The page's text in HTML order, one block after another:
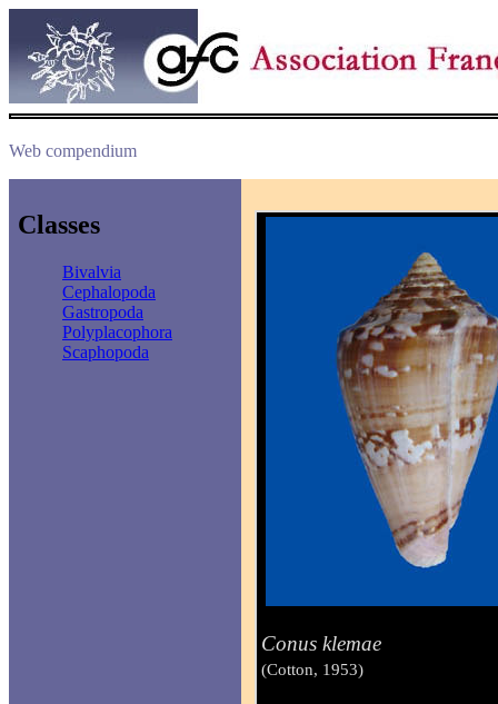
Web compendium
Classes
Bivalvia
Cephalopoda
Gastropoda
Polyplacophora
Scaphopoda
Conus klemae
(Cotton, 1953)